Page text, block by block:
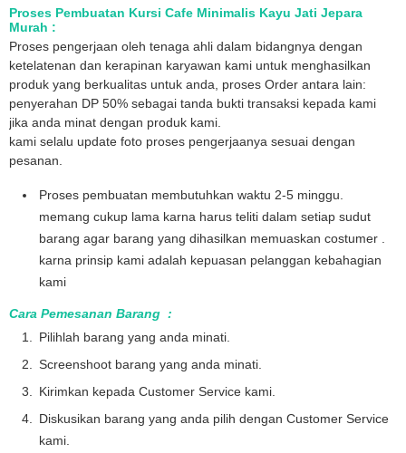
Proses Pembuatan Kursi Cafe Minimalis Kayu Jati Jepara
Murah :
Proses pengerjaan oleh tenaga ahli dalam bidangnya dengan
ketelatenan dan kerapinan karyawan kami untuk menghasilkan
produk yang berkualitas untuk anda, proses Order antara lain:
penyerahan DP 50% sebagai tanda bukti transaksi kepada kami
jika anda minat dengan produk kami.
kami selalu update foto proses pengerjaanya sesuai dengan
pesanan.
Proses pembuatan membutuhkan waktu 2-5 minggu.
memang cukup lama karna harus teliti dalam setiap sudut
barang agar barang yang dihasilkan memuaskan costumer .
karna prinsip kami adalah kepuasan pelanggan kebahagian
kami
Cara Pemesanan Barang :
Pilihlah barang yang anda minati.
Screenshoot barang yang anda minati.
Kirimkan kepada Customer Service kami.
Diskusikan barang yang anda pilih dengan Customer Service
kami.